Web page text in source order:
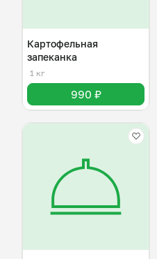
Картофельная
запеканка
1 кг
990 ₽